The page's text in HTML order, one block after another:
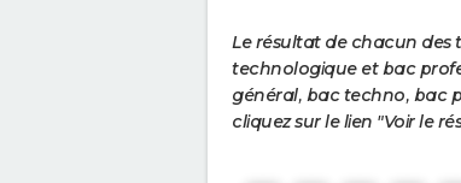
Le résultat de chacun
technologique et bac
général, bac techno, bac
cliquez sur le lien "Voir le